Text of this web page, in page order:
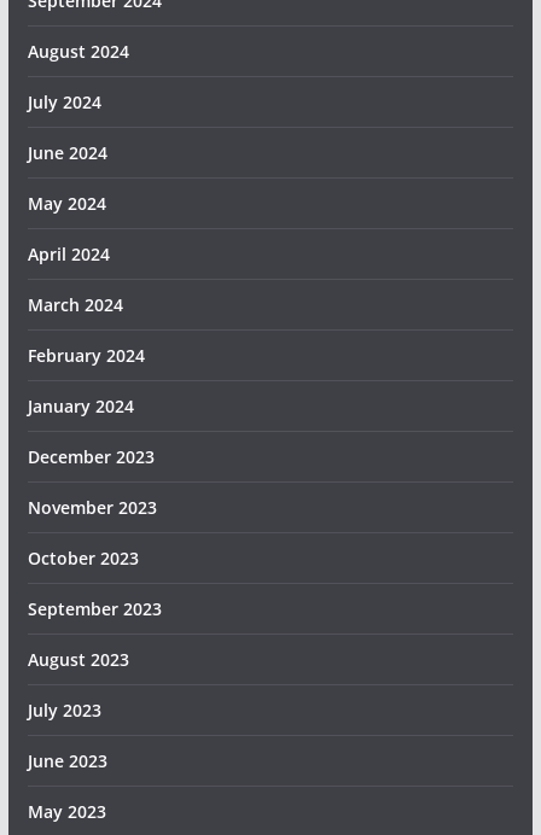
August 2024
July 2024
June 2024
May 2024
April 2024
March 2024
February 2024
January 2024
December 2023
November 2023
October 2023
September 2023
August 2023
July 2023
June 2023
May 2023